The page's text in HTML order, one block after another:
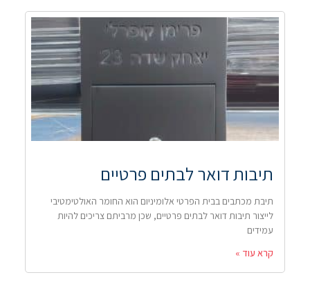
תיבות דואר לבתים פרטיים
תיבת מכתבים בבית הפרטי אלומיניום הוא החומר האולטימטיבי
לייצור תיבות דואר לבתים פרטיים, שכן מרביתם צריכים להיות
עמידים
קרא עוד »